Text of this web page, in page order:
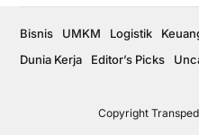
Copyright
Bisnis UMKM Logistik
Dunia Kerja
Editor’s Picks